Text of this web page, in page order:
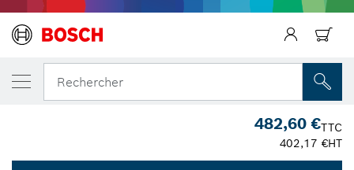
Rechercher
Raccord d'aspiration pour couronnes de forage à sec
VOTRE VARIANTE SÉLECTIONNÉE
Raccord d’aspiration
2 609 390 380
482,60 €TTC
402,17 €HT